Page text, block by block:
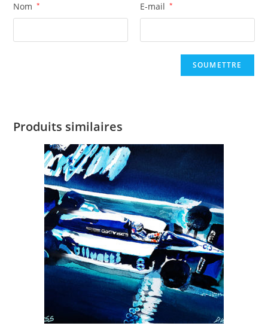
Nom * E-mail *
Produits similaires